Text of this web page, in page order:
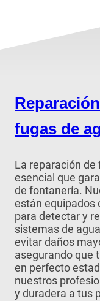
fugas de
La reparación de
esencial que
de fontanería.
están equipados
para detectar y
sistemas de
evitar daños
asegurando que
en perfecto
nuestros
y duradera a tus